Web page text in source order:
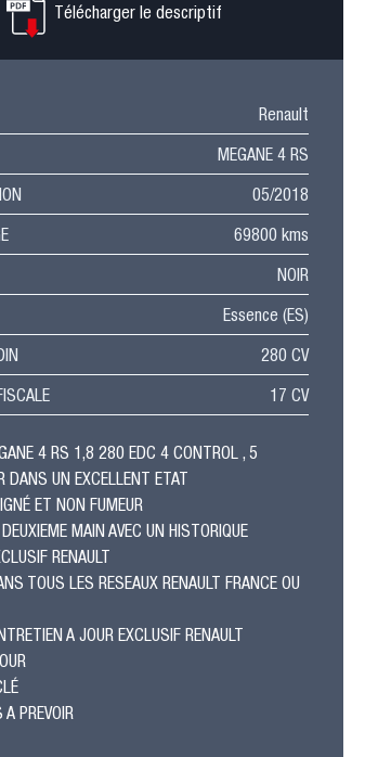
Télécharger le descriptif
Renault
MEGANE 4 RS
05/2018
69800 kms
NOIR
Essence (ES)
280 CV
17 CV
4 RS 1,8 280 EDC 4 CONTROL , 5
DANS UN EXCELLENT ETAT
ET NON FUMEUR
MAIN AVEC UN HISTORIQUE
RENAULT
TOUS LES RESEAUX RENAULT FRANCE OU
A JOUR EXCLUSIF RENAULT
A PREVOIR